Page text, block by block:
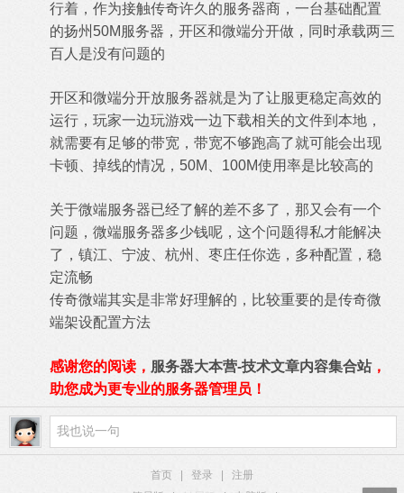
行着，作为接触传奇许久的服务器商，一台基础配置
的扬州50M服务器，开区和微端分开做，同时承载两三
百人是没有问题的
开区和微端分开放服务器就是为了让服更稳定高效的
运行，玩家一边玩游戏一边下载相关的文件到本地，
就需要有足够的带宽，带宽不够跑高了就可能会出现
卡顿、掉线的情况，50M、100M使用率是比较高的
关于微端服务器已经了解的差不多了，那又会有一个
问题，微端服务器多少钱呢，这个问题得私才能解决
了，镇江、宁波、杭州、枣庄任你选，多种配置，稳
定流畅
传奇微端其实是非常好理解的，比较重要的是传奇微
端架设配置方法
感谢您的阅读， 服务器大本营-技术文章内容集合站，
助您成为更专业的服务器管理员！
首页 登录
注册